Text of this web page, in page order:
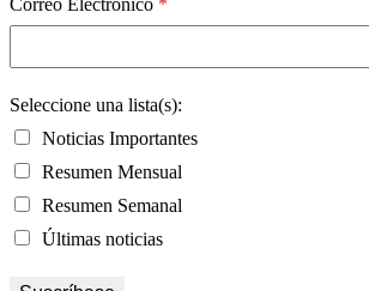
Correo Electrónico *
Seleccione una lista(s):
Noticias Importantes
Resumen Mensual
Resumen Semanal
Últimas noticias